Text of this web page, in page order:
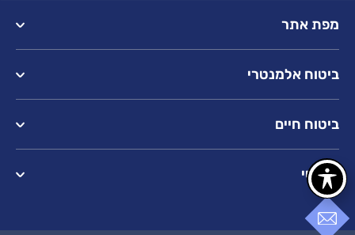
מפת אתר
ביטוח אלמנטרי
ביטוח חיים
פיננסי